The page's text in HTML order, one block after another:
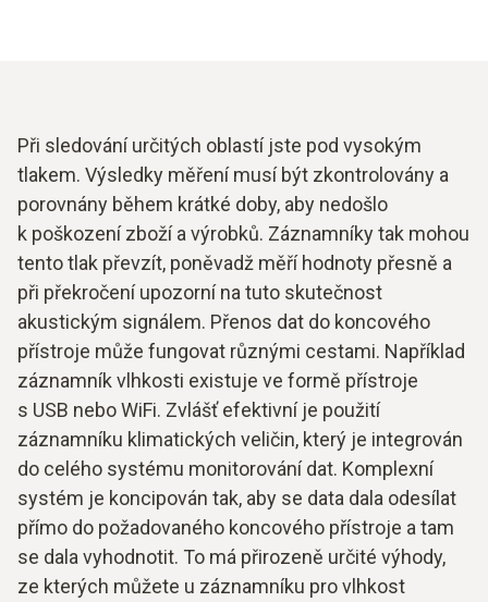
Při sledování určitých oblastí jste pod vysokým
tlakem. Výsledky měření musí být zkontrolovány a
porovnány během krátké doby, aby nedošlo
k poškození zboží a výrobků. Záznamníky tak mohou
tento tlak převzít, poněvadž měří hodnoty přesně a
při překročení upozorní na tuto skutečnost
akustickým signálem. Přenos dat do koncového
přístroje může fungovat různými cestami. Například
záznamník vlhkosti existuje ve formě přístroje
s USB nebo WiFi. Zvlášť efektivní je použití
záznamníku klimatických veličin, který je integrován
do celého systému monitorování dat. Komplexní
systém je koncipován tak, aby se data dala odesílat
přímo do požadovaného koncového přístroje a tam
se dala vyhodnotit. To má přirozeně určité výhody,
ze kterých můžete u záznamníku pro vlhkost